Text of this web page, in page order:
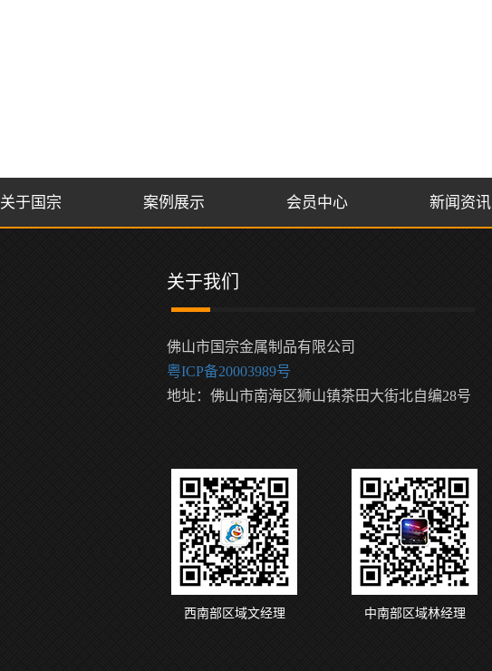
关于国宗 案例展示 会员中心 新闻资讯
关于我们
佛山市国宗金属制品有限公司
粤ICP备20003989号
地址：佛山市南海区狮山镇茶田大街北自编28号
西南部区域文经理 中南部区域林经理